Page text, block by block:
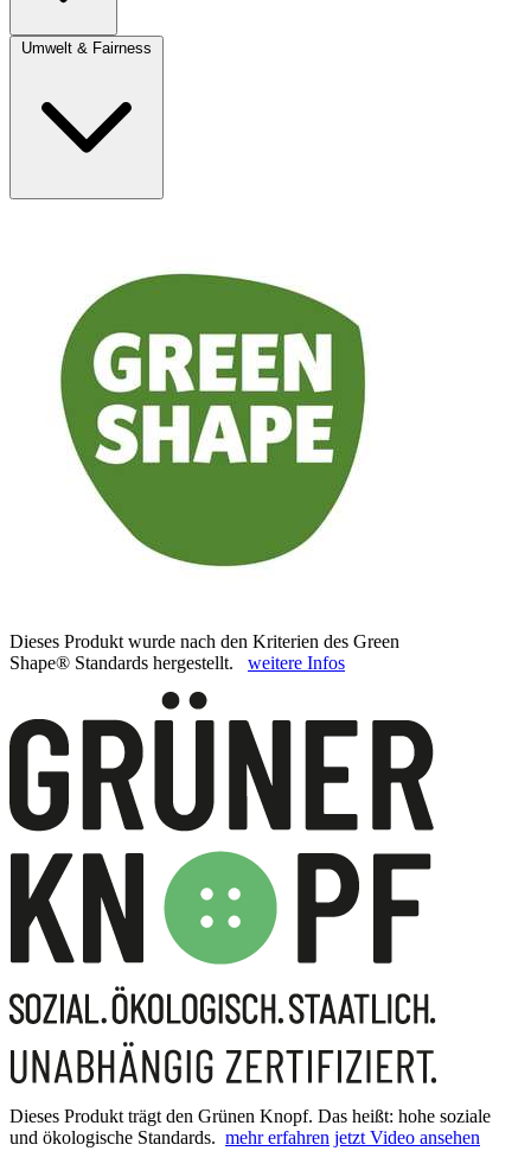
Umwelt & Fairness
Dieses Produkt wurde nach den Kriterien des Green
Shape® Standards hergestellt. weitere Infos
Dieses Produkt trägt den Grünen Knopf. Das heißt: hohe soziale
und ökologische Standards. mehr erfahren jetzt Video ansehen